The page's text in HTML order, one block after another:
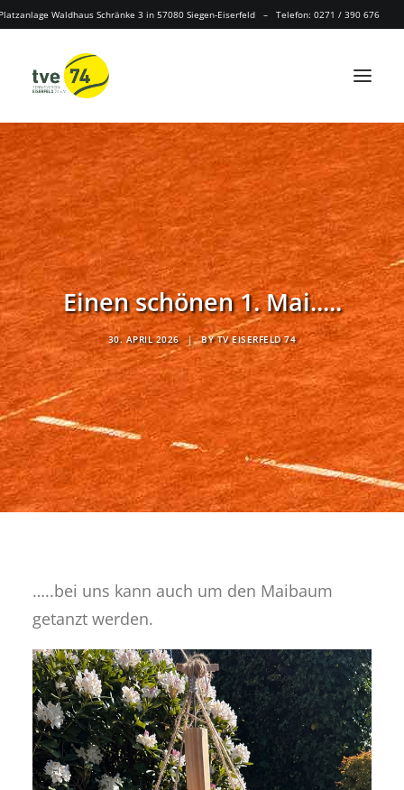
Waldhaus Schränke 3 in 57080 Siegen-Eiserfeld – Telefon: 0271 / 390 676
Einen schönen 1. Mai.....
30. APRIL 2026 | BYTV EISERFELD 74
…..bei uns kann auch um den Maibaum
getanzt werden.